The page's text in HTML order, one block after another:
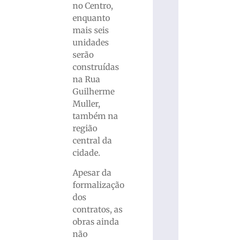
no Centro,
enquanto
mais seis
unidades
serão
construídas
na Rua
Guilherme
Muller,
também na
região
central da
cidade.
Apesar da
formalização
dos
contratos, as
obras ainda
não